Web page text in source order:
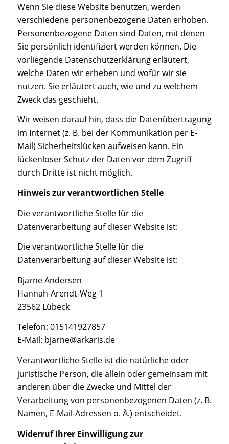
Wenn Sie diese Website benutzen, werden
verschiedene personenbezogene Daten erhoben.
Personenbezogene Daten sind Daten, mit denen
Sie persönlich identifiziert werden können. Die
vorliegende Datenschutzerklärung erläutert,
welche Daten wir erheben und wofür wir sie
nutzen. Sie erläutert auch, wie und zu welchem
Zweck das geschieht.
Wir weisen darauf hin, dass die Datenübertragung
im Internet (z. B. bei der Kommunikation per E-
Mail) Sicherheitslücken aufweisen kann. Ein
lückenloser Schutz der Daten vor dem Zugriff
durch Dritte ist nicht möglich.
Hinweis zur verantwortlichen Stelle
Die verantwortliche Stelle für die
Datenverarbeitung auf dieser Website ist:
Die verantwortliche Stelle für die
Datenverarbeitung auf dieser Website ist:
Bjarne Andersen
Hannah-Arendt-Weg 1
23562 Lübeck
Telefon: 015141927857
E-Mail: bjarne@arkaris.de
Verantwortliche Stelle ist die natürliche oder
juristische Person, die allein oder gemeinsam mit
anderen über die Zwecke und Mittel der
Verarbeitung von personenbezogenen Daten (z. B.
Namen, E-Mail-Adressen o. Ä.) entscheidet.
Widerruf Ihrer Einwilligung zur